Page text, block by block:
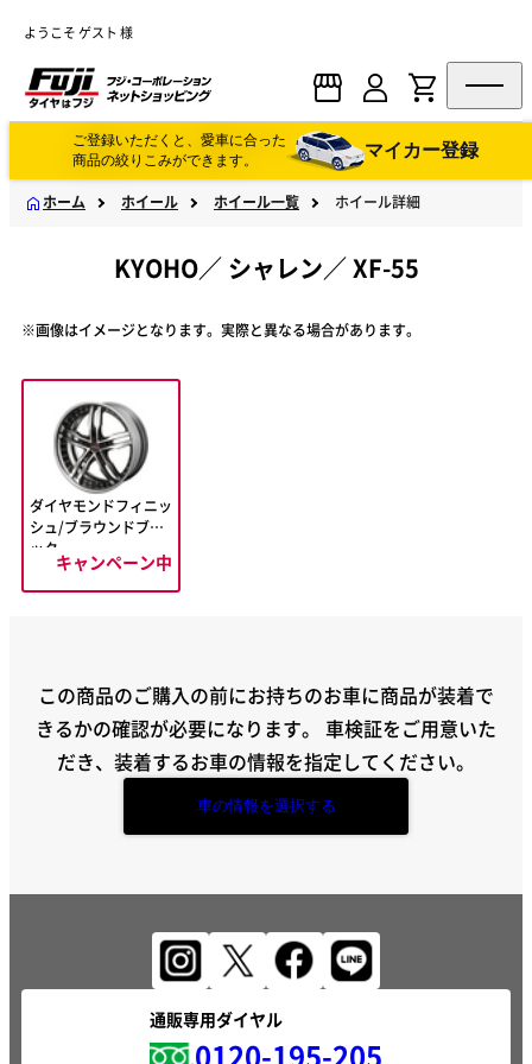
ようこそ ゲスト 様
ご登録いただくと、愛車に合った
商品の絞りこみができます。
マイカー登録
ホーム ホイール ホイール一覧 ホイール詳細
KYOHO／ シャレン／XF-55
※画像はイメージとなります。実際と異なる場合があります。
ダイヤモンドフィニッ
シュ/ブラウンドブラ
ック
キャンペーン中
この商品のご購入の前にお持ちのお車に商品が装着で
きるかの確認が必要になります。 車検証をご用意いた
だき、装着するお車の情報を指定してください。
車の情報を選択する
通販専用ダイヤル